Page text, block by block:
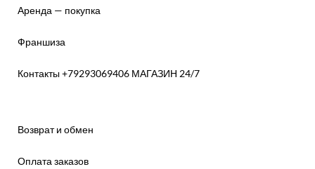
Аренда — покупка
Франшиза
Контакты +79293069406 МАГАЗИН 24/7
Возврат и обмен
Оплата заказов